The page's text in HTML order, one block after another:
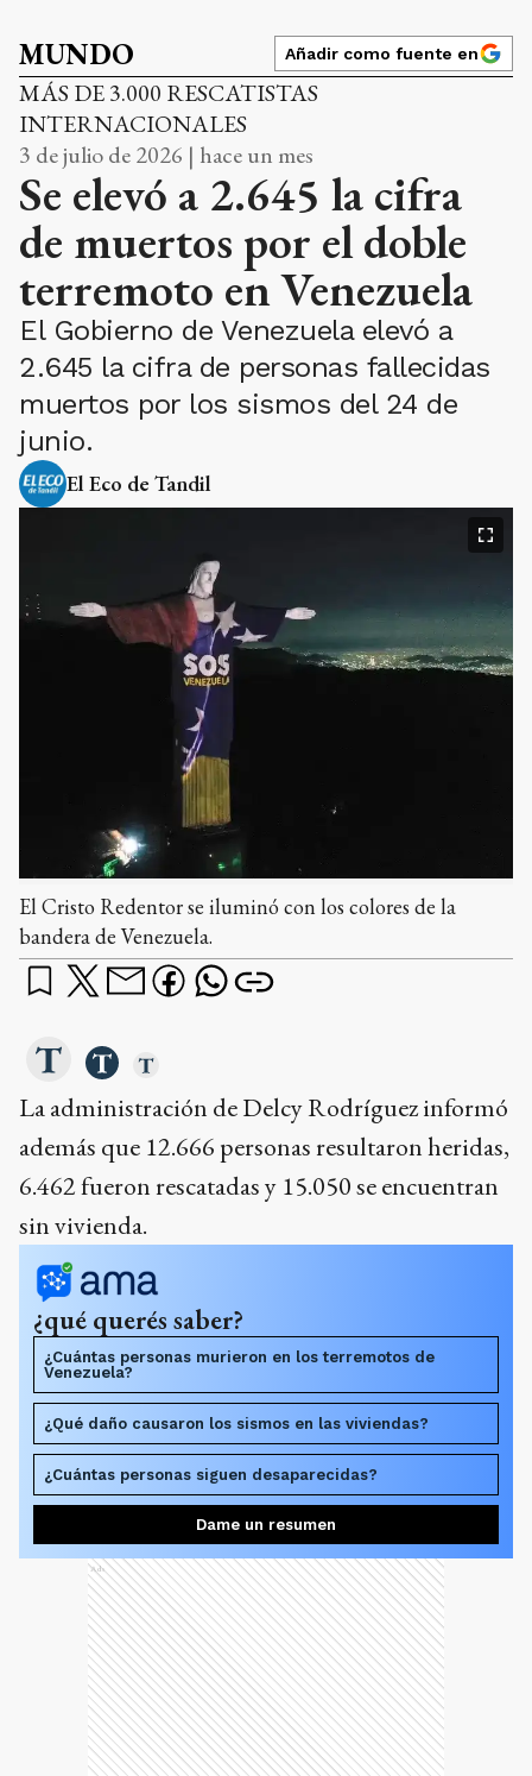
MUNDO Añadir como fuente en
MÁS DE 3.000 RESCATISTAS
INTERNACIONALES
3 de julio de 2026 | hace un mes
Se elevó a 2.645 la cifra
de muertos por el doble
terremoto en Venezuela
El Gobierno de Venezuela elevó a
2.645 la cifra de personas fallecidas
muertos por los sismos del 24 de
junio.
El Eco de Tandil
El Cristo Redentor se iluminó con los colores de la
bandera de Venezuela.
La administración de Delcy Rodríguez informó
además que 12.666 personas resultaron heridas,
6.462 fueron rescatadas y 15.050 se encuentran
sin vivienda.
¿qué querés saber?
¿Cuántas personas murieron en los terremotos de
Venezuela?
¿Qué daño causaron los sismos en las viviendas?
¿Cuántas personas siguen desaparecidas?
Dame un resumen
Ads